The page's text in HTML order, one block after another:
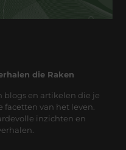
die Raken
blogs en artikelen die je
van het leven.
inzichten en